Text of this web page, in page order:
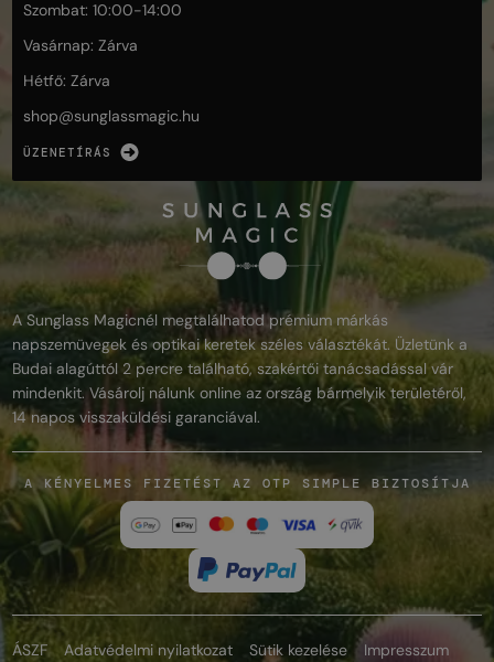
Szombat: 10:00-14:00
Vasárnap: Zárva
Hétfő: Zárva
shop@sunglassmagic.hu
ÜZENETÍRÁS
A Sunglass Magicnél megtalálhatod prémium márkás
napszemüvegek és optikai keretek széles választékát. Üzletünk a
Budai alagúttól 2 percre található, szakértői tanácsadással vár
mindenkit. Vásárolj nálunk online az ország bármelyik területéről,
14 napos visszaküldési garanciával.
A KÉNYELMES FIZETÉST AZ OTP SIMPLE BIZTOSÍTJA
ÁSZF Adatvédelmi nyilatkozat Sütik kezelése Impresszum